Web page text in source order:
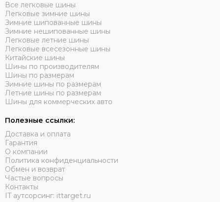
Все легковые шины
Легковые зимние шины
Зимние шипованные шины
Зимние нешипованные шины
Легковые летние шины
Легковые всесезонные шины
Китайские шины
Шины по производителям
Шины по размерам
Зимние шины по размерам
Летние шины по размерам
Шины для коммерческих авто
Полезные ссылки:
Доставка и оплата
Гарантия
О компании
Политика конфиденциальности
Обмен и возврат
Частые вопросы
Контакты
IT аутсорсинг: ittarget.ru